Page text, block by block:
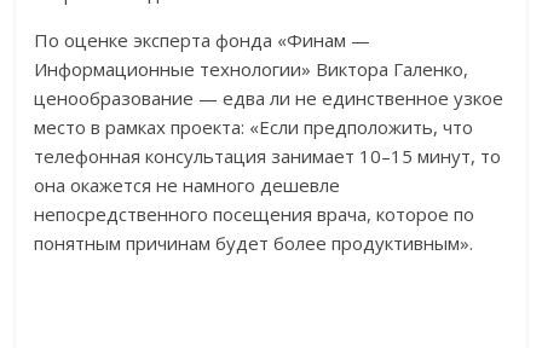
По оценке эксперта фонда «Финам —
Информационные технологии» Виктора Галенко,
ценообразование — едва ли не единственное узкое
место в рамках проекта: «Если предположить, что
телефонная консультация занимает 10–15 минут, то
она окажется не намного дешевле
непосредственного посещения врача, которое по
понятным причинам будет более продуктивным».